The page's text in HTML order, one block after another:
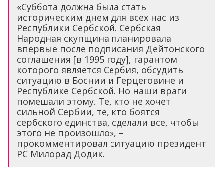
«Суббота должна была стать
историческим днем ​​для всех нас из
Республики Сербской. Сербская
Народная скупщина планировала
впервые после подписания Дейтонского
соглашения [в 1995 году], гарантом
которого является Сербия, обсудить
ситуацию в Боснии и Герцеговине и
Республике Сербской. Но наши враги
помешали этому. Те, кто не хочет
сильной Сербии, те, кто боятся
сербского единства, сделали все, чтобы
этого не произошло», –
прокомментировал ситуацию президент
РС Милорад Додик.